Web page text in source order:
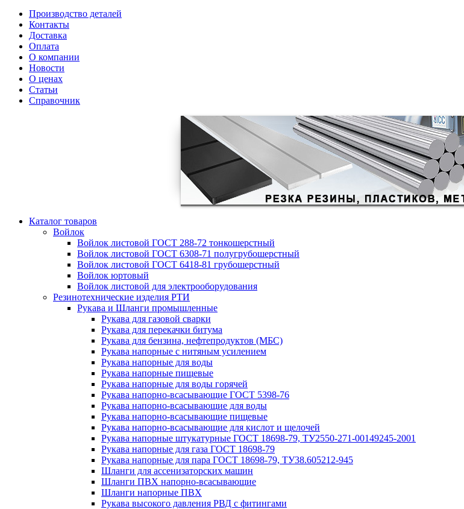
Производство деталей
Контакты
Доставка
Оплата
О компании
Новости
О ценах
Статьи
Справочник
Каталог товаров
Войлок
Войлок листовой ГОСТ 288-72 тонкошерстный
Войлок листовой ГОСТ 6308-71 полугрубошерстный
Войлок листовой ГОСТ 6418-81 грубошерстный
Войлок юртовый
Войлок листовой для электрооборудования
Резинотехнические изделия РТИ
Рукава и Шланги промышленные
Рукава для газовой сварки
Рукава для перекачки битума
Рукава для бензина, нефтепродуктов (МБС)
Рукава напорные с нитяным усилением
Рукава напорные для воды
Рукава напорные пищевые
Рукава напорные для воды горячей
Рукава напорно-всасывающие ГОСТ 5398-76
Рукава напорно-всасывающие для воды
Рукава напорно-всасывающие пищевые
Рукава напорно-всасывающие для кислот и щелочей
Рукава напорные штукатурные ГОСТ 18698-79, ТУ2550-271-00149245-2001
Рукава напорные для газа ГОСТ 18698-79
Рукава напорные для пара ГОСТ 18698-79, ТУ38.605212-945
Шланги для ассенизаторских машин
Шланги ПВХ напорно-всасывающие
Шланги напорные ПВХ
Рукава высокого давления РВД с фитингами